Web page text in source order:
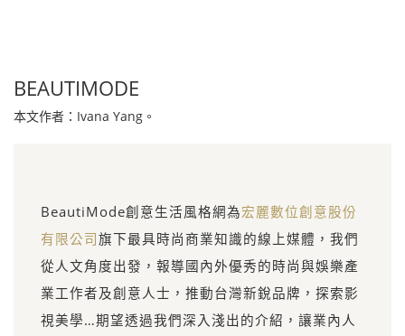
BEAUTIMODE
本文作者：Ivana Yang。
BeautiMode創意生活風格網為宏麗數位創意股份
有限公司旗下最具時尚商業知識的線上媒體，我們
從人文角度出發，報導國內外優秀的時尚與娛樂產
業工作者及創意人士，推動台灣新銳品牌，探索影
視美學…期望透過我們深入淺出的介紹，讓業內人